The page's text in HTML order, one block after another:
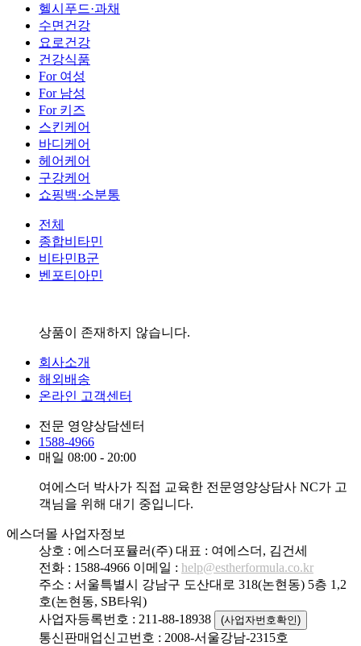
헬시푸드·과채
수면건강
요로건강
건강식품
For 여성
For 남성
For 키즈
스킨케어
바디케어
헤어케어
구강케어
쇼핑백·소분통
전체
종합비타민
비타민B군
벤포티아민
상품이 존재하지 않습니다.
회사소개
해외배송
온라인 고객센터
전문 영양상담센터
1588-4966
매일 08:00 - 20:00
여에스더 박사가 직접 교육한 전문영양상담사 NC가 고
객님을 위해 대기 중입니다.
에스더몰 사업자정보
상호 : 에스더포뮬러(주) 대표 : 여에스더, 김건세
전화 : 1588-4966 이메일 : help@estherformula.co.kr
주소 : 서울특별시 강남구 도산대로 318(논현동) 5층 1,2
호(논현동, SB타워)
사업자등록번호 : 211-88-18938
(사업자번호확인)
통신판매업신고번호 : 2008-서울강남-2315호